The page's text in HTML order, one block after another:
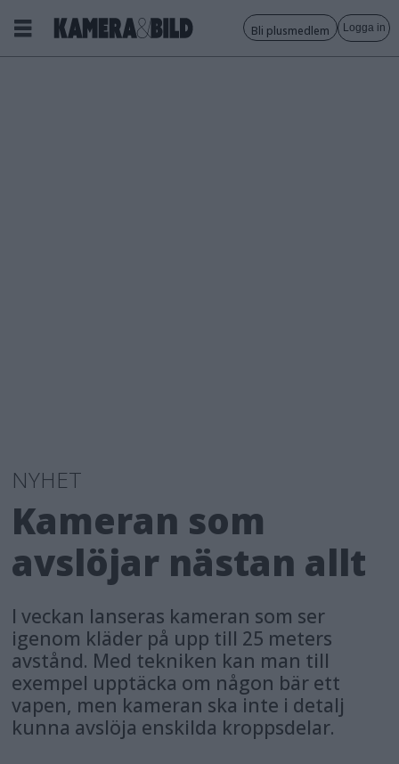
Bli plusmedlem Logga in
NYHET
Kameran som
avslöjar nästan allt
I veckan lanseras kameran som ser
igenom kläder på upp till 25 meters
avstånd. Med tekniken kan man till
exempel upptäcka om någon bär ett
vapen, men kameran ska inte i detalj
kunna avslöja enskilda kroppsdelar.